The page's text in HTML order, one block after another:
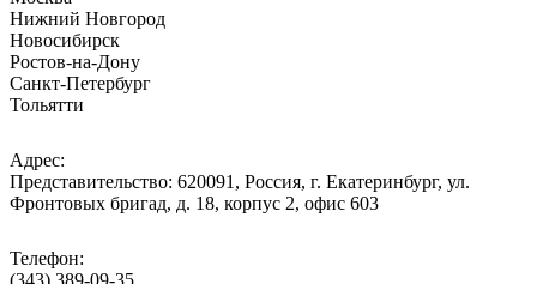
Нижний Новгород
Новосибирск
Ростов-на-Дону
Санкт-Петербург
Тольятти
Адрес:
Представительство: 620091, Россия, г. Екатеринбург, ул.
Фронтовых бригад, д. 18, корпус 2, офис 603
Телефон:
(343) 389-09-35